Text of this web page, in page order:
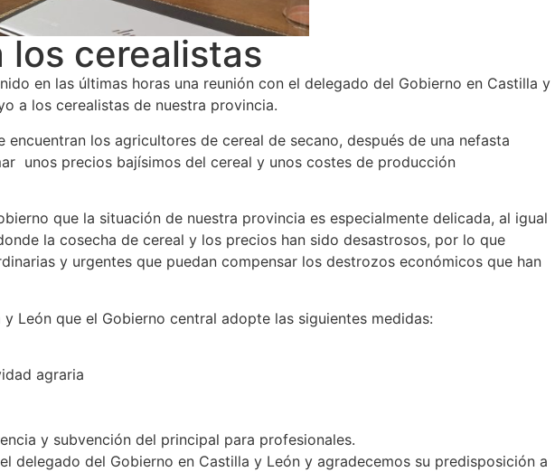
los cerealistas
en las últimas horas una reunión con el delegado del Gobierno en Castilla y
a los cerealistas de nuestra provincia.
los agricultores de cereal de secano, después de una nefasta
unos precios bajísimos del cereal y unos costes de producción
que la situación de nuestra provincia es especialmente delicada, al igual
la cosecha de cereal y los precios han sido desastrosos, por lo que
y urgentes que puedan compensar los destrozos económicos que han
León que el Gobierno central adopte las siguientes medidas:
agraria
y subvención del principal para profesionales.
del Gobierno en Castilla y León y agradecemos su predisposición a